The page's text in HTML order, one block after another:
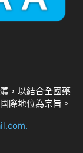
，以結合全國藥
際地位為宗旨。
.